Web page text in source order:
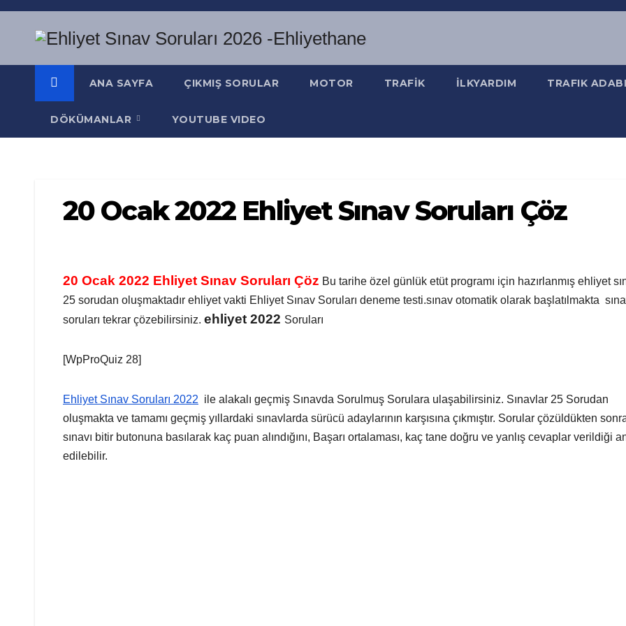
Skip
ANA SAYFA ÇIKMIŞ SORULAR MOTOR TRAFİK İLKYARDIM TRAFIK ADABI
DÖKÜMANLAR YOUTUBE VIDEO
20 Ocak 2022 Ehliyet Sınav Soruları Çöz
20 Ocak 2022 Ehliyet Sınav Soruları Çöz Bu tarihe özel günlük etüt programı için hazırlanmış ehliyet
25 sorudan oluşmaktadır ehliyet vakti Ehliyet Sınav Soruları deneme testi.sınav otomatik olarak başlatılmakta
soruları tekrar çözebilirsiniz. ehliyet 2022 Soruları
[WpProQuiz 28]
Ehliyet Sınav Soruları 2022 ile alakalı geçmiş Sınavda Sorulmuş Sorulara ulaşabilirsiniz. Sınavlar 25 Sorudan
oluşmakta ve tamamı geçmiş yıllardaki sınavlarda sürücü adaylarının karşısına çıkmıştır. Sorular çözüldükten
sınavı bitir butonuna basılarak kaç puan alındığını, Başarı ortalaması, kaç tane doğru ve yanlış cevaplar verildiği
edilebilir.